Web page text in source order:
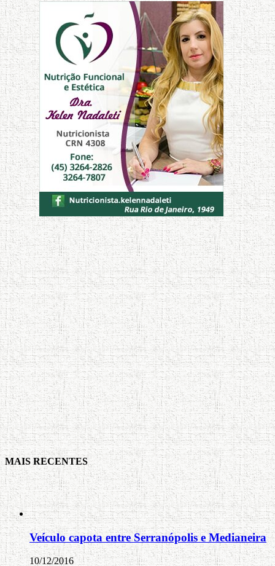
MAIS RECENTES
Veículo capota entre Serranópolis e Medianeira
10/12/2016